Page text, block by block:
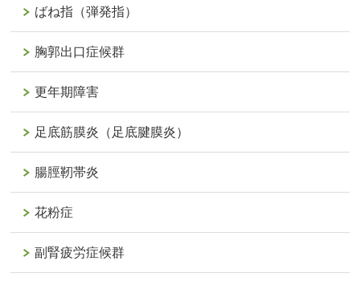
ばね指（弾発指）
胸郭出口症候群
更年期障害
足底筋膜炎（足底腱膜炎）
腸脛靭帯炎
花粉症
副腎疲労症候群